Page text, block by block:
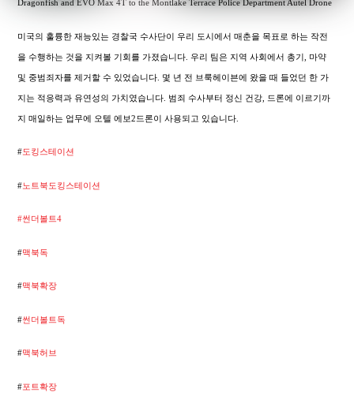
Dragonfish and EVO Max 4T to the Montlake Terrace Police Department Autel Drone
미국의 훌륭한 재능있는 경찰국 수사단이 우리 도시에서 매춘을 목표로 하는 작전
을 수행하는 것을 지켜볼 기회를 가졌습니다. 우리 팀은 지역 사회에서 총기, 마약
및 중범죄자를 제거할 수 있었습니다. 몇 년 전 브룩헤이븐에 왔을 때 들었던 한 가
지는 적응력과 유연성의 가치였습니다. 범죄 수사부터 정신 건강, 드론에 이르기까
지 매일하는 업무에 오텔 에보2드론이 사용되고 있습니다.
#도킹스테이션
#노트북도킹스테이션
#썬더볼트4
#맥북독
#맥북확장
#썬더볼트독
#맥북허브
#포트확장